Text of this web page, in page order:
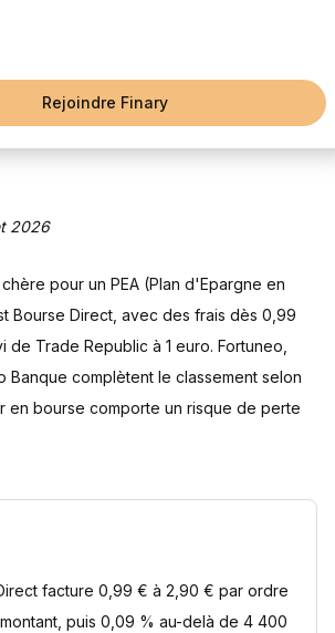
pour votre PEA
Direct
Banque
PEA sans compte courant associé ?
restrictions
offres des banques à ce sujet
les frais de son PEA ?
négocier les frais avec sa banque
les coûts
la moins chère pour un PEA en 2026 ?
un PEA sans compte courant dans la même
son PEA d'une banque à une autre ?
d'un PEA après 5 ans en 2026 ?
Rejoindre Finary
2026
pour un PEA (Plan d'Epargne en
Bourse Direct, avec des frais dès 0,99
de Trade Republic à 1 euro. Fortuneo,
Banque complètent le classement selon
en bourse comporte un risque de perte
facture 0,99 € à 2,90 € par ordre
puis 0,09 % au-delà de 4 400